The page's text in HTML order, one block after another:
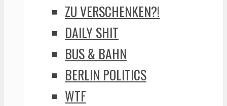
ZU VERSCHENKEN?!
DAILY SHIT
BUS & BAHN
BERLIN POLITICS
WTF